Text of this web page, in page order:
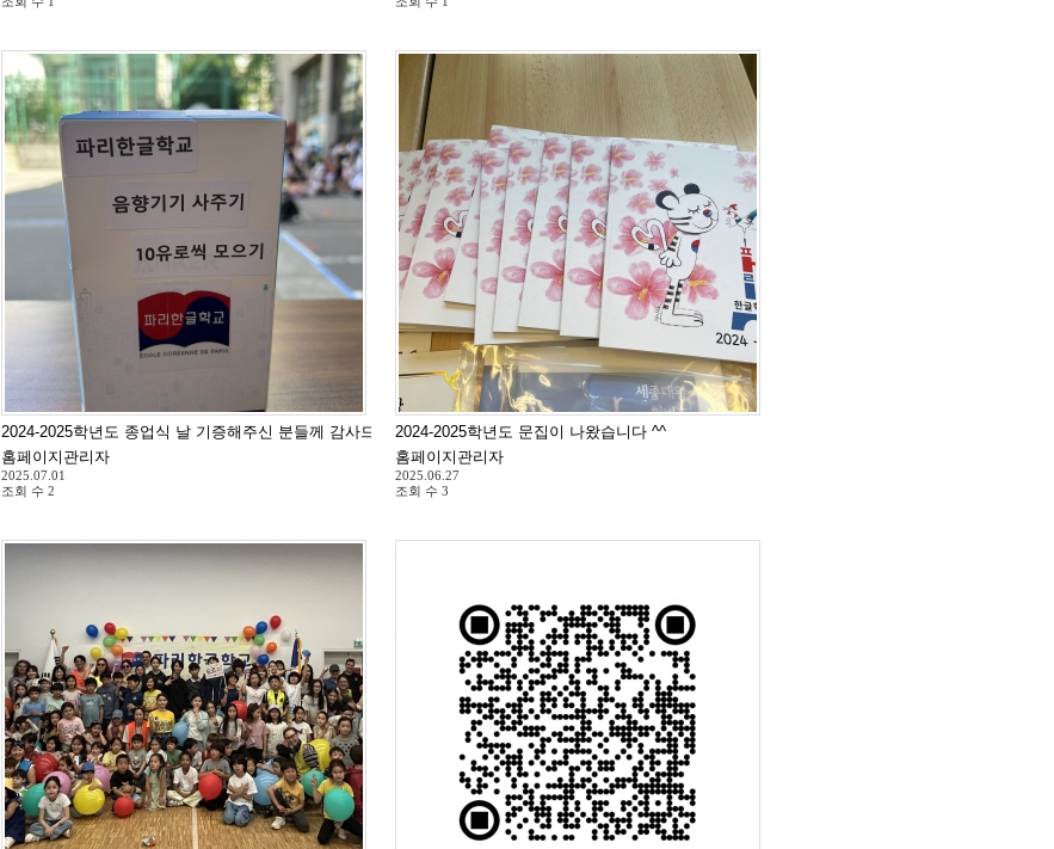
2024-2025학년도 종업식 날 기증해주신 분들께 감사드립니다.
홈페이지관리자
2025.07.01
조회 수 2
2024-2025학년도 문집이 나왔습니다 ^^
홈페이지관리자
2025.06.27
조회 수 3